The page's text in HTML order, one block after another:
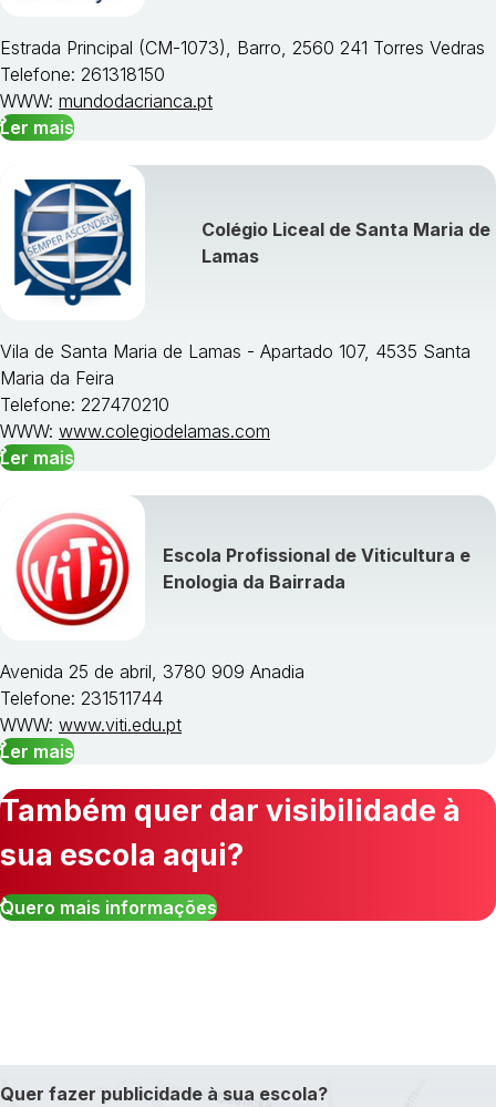
Estrada Principal (CM-1073), Barro, 2560 241 Torres Vedras
Telefone: 261318150
WWW: mundodacrianca.pt
Ler mais
Colégio Liceal de Santa Maria de
Lamas
Vila de Santa Maria de Lamas - Apartado 107, 4535 Santa
Maria da Feira
Telefone: 227470210
WWW: www.colegiodelamas.com
Ler mais
Escola Profissional de Viticultura e
Enologia da Bairrada
Avenida 25 de abril, 3780 909 Anadia
Telefone: 231511744
WWW: www.viti.edu.pt
Ler mais
Também quer dar visibilidade à
sua escola aqui?
Quero mais informações
Quer fazer publicidade à sua escola?